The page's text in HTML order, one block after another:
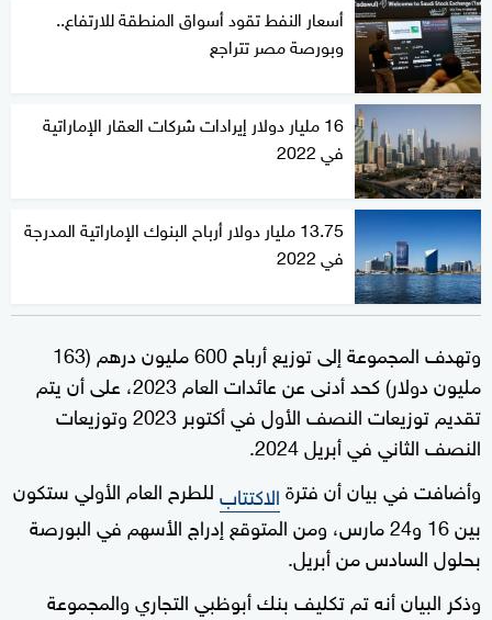
أسعار النفط تقود أسواق المنطقة للارتفاع..
وبورصة مصر تتراجع
16 مليار دولار إيرادات شركات العقار الإماراتية
في 2022
13.75 مليار دولار أرباح البنوك الإماراتية المدرجة
في 2022
وتهدف المجموعة إلى توزيع أرباح 600 مليون درهم (163
مليون دولار) كحد أدنى عن عائدات العام 2023، على أن يتم
تقديم توزيعات النصف الأول في أكتوبر 2023 وتوزيعات
النصف الثاني في أبريل 2024.
وأضافت في بيان أن فترةالاكتتابللطرح العام الأولي ستكون
بين 16 و24 مارس، ومن المتوقع إدراج الأسهم في البورصة
بحلول السادس من أبريل.
وذكر البيان أنه تم تكليف بنك أبوظبي التجاري والمجموعة